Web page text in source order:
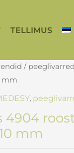
TELLIMUS
/ peeglivarred
mm
,
4904
mm